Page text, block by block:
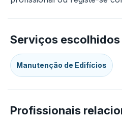
Serviços escolhidos
Manutenção de Edifícios
Profissionais